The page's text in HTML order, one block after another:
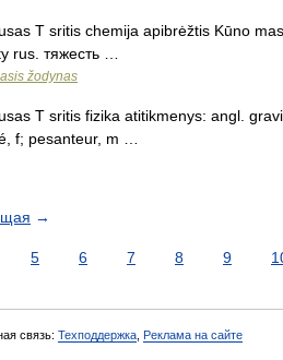
T sritis chemija apibrėžtis Kūno
rus. тяжесть …
žodynas
T sritis fizika atitikmenys: angl.
f; pesanteur, m …
→
5 6 7 8 9
связь: Техподдержка Реклама на сайте